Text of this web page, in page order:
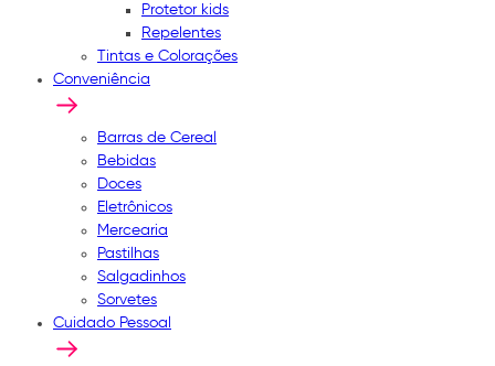
Protetor kids
Repelentes
Tintas e Colorações
Conveniência
Barras de Cereal
Bebidas
Doces
Eletrônicos
Mercearia
Pastilhas
Salgadinhos
Sorvetes
Cuidado Pessoal